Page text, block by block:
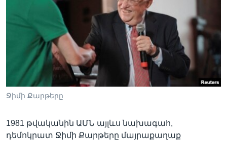
Լեզուներ
Ջիմի Քարթերը
1981 թվականին ԱՄՆ այլևս նախագահ,
դեմոկրատ Ջիմի Քարթերը մայրաքաղաք